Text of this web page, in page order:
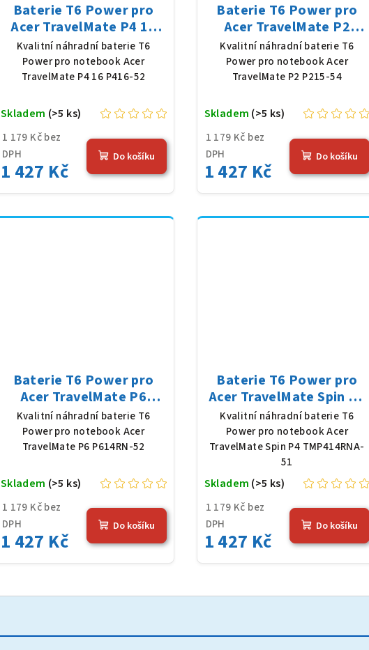
Baterie T6 Power pro
Acer TravelMate P4 16
P416-52, Li-Poly, 11,61 V,
4683 mAh (54,36 Wh),
černá
Kvalitní náhradní baterie T6
Power pro notebook Acer
TravelMate P4 16 P416-52
1 179 Kč bez
DPH
1 427 Kč
Skladem (>5 ks)
Do košíku
Baterie T6 Power pro
Acer TravelMate P2
P215-54, Li-Poly, 11,61 V,
4683 mAh (54,36 Wh),
černá
Kvalitní náhradní baterie T6
Power pro notebook Acer
TravelMate P2 P215-54
1 179 Kč bez
DPH
1 427 Kč
Skladem (>5 ks)
Do košíku
Baterie T6 Power pro
Acer TravelMate P6
P614RN-52, Li-Poly,
11,61 V, 4683 mAh (54,36
Wh), černá
Kvalitní náhradní baterie T6
Power pro notebook Acer
TravelMate P6 P614RN-52
1 179 Kč bez
DPH
1 427 Kč
Skladem (>5 ks)
Do košíku
Baterie T6 Power pro
Acer TravelMate Spin P4
TMP414RNA-51, Li-Poly,
11,61 V, 4683 mAh (54,36
Wh), černá
Kvalitní náhradní baterie T6
Power pro notebook Acer
TravelMate Spin P4 TMP414RNA-
51
1 179 Kč bez
DPH
1 427 Kč
Skladem (>5 ks)
Do košíku